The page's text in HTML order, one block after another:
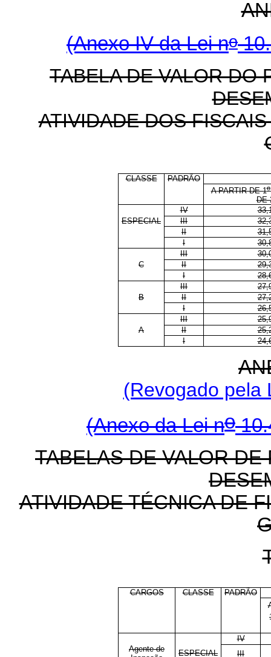
(Anexo IV da Lei no
TABELA DE VALOR DO
ATIVIDADE DOS
CLASSE
PADRÃO
A PARTIR DE 1o
DE
IV
ESPECIAL
III
II
I
III
C
II
I
III
B
II
I
III
A
II
I
(Revogado pela
(Anexo da Lei no
TABELAS DE VALOR
ATIVIDADE TÉCNICA DE
CARGOS CLASSE
PADRÃO
IV
Agente de
ESPECIAL
III